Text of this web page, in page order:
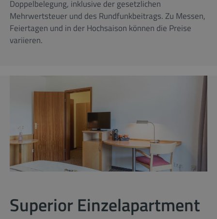
Doppelbelegung, inklusive der gesetzlichen
Mehrwertsteuer und des Rundfunkbeitrags. Zu Messen,
Feiertagen und in der Hochsaison können die Preise
variieren.
Superior Einzelapartment